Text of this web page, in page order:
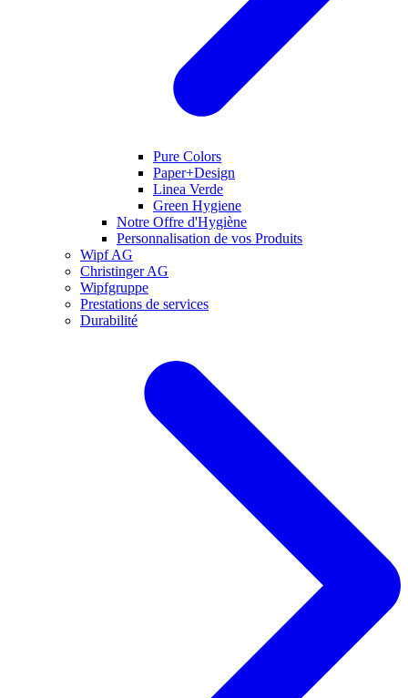
Pure Colors
Paper+Design
Linea Verde
Green Hygiene
Notre Offre d'Hygiène
Personnalisation de vos Produits
Wipf AG
Christinger AG
Wipfgruppe
Prestations de services
Durabilité